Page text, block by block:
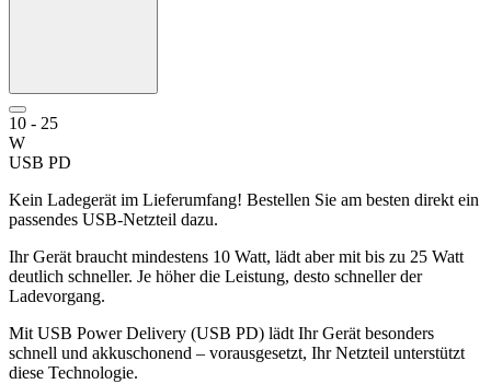
10 - 25
W
USB PD
Kein Ladegerät im Lieferumfang! Bestellen Sie am besten direkt ein
passendes USB-Netzteil dazu.
Ihr Gerät braucht mindestens 10 Watt, lädt aber mit bis zu 25 Watt
deutlich schneller. Je höher die Leistung, desto schneller der
Ladevorgang.
Mit USB Power Delivery (USB PD) lädt Ihr Gerät besonders
schnell und akkuschonend – vorausgesetzt, Ihr Netzteil unterstützt
diese Technologie.